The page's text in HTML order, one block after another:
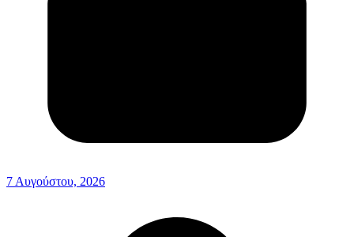
7 Αυγούστου, 2026